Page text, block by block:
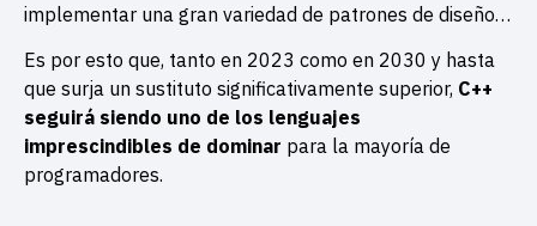
implementar una gran variedad de patrones de diseño…
Es por esto que, tanto en 2023 como en 2030 y hasta
que surja un sustituto significativamente superior, C++
seguirá siendo uno de los lenguajes
imprescindibles de dominar para la mayoría de
programadores.